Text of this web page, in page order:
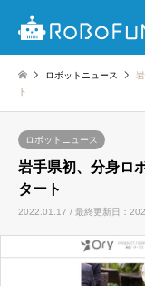
ロボットニュース
ト
ロボットニュース
岩手県初、分身ロ
タート
2022.01.17 / 最終更新日：